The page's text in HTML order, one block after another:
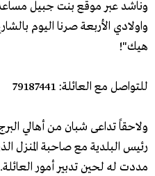
وناشد عبر موقع بنت جبيل
واولادي الأربعة صرنا اليوم
هيك"!
للتواصل مع العائلة: 79187441
ولاحقاً تداعى شبان من أهالي
رئيس البلدية مع صاحبة المنزل
مددت له لحين تدبير أمور